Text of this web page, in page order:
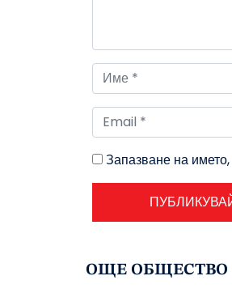
Запазване на
ОЩЕ ОБЩЕСТВО